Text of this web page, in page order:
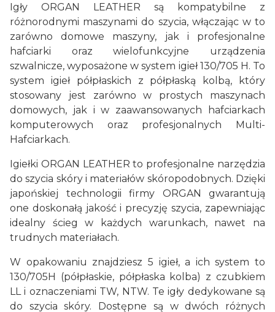
Igły ORGAN LEATHER są kompatybilne z
różnorodnymi maszynami do szycia, włączając w to
zarówno domowe maszyny, jak i profesjonalne
hafciarki oraz wielofunkcyjne urządzenia
szwalnicze, wyposażone w system igieł 130/705 H. To
system igieł półpłaskich z półpłaską kolbą, który
stosowany jest zarówno w prostych maszynach
domowych, jak i w zaawansowanych hafciarkach
komputerowych oraz profesjonalnych Multi-
Hafciarkach.
Igiełki ORGAN LEATHER to profesjonalne narzędzia
do szycia skóry i materiałów skóropodobnych. Dzięki
japońskiej technologii firmy ORGAN gwarantują
one doskonałą jakość i precyzję szycia, zapewniając
idealny ścieg w każdych warunkach, nawet na
trudnych materiałach.
W opakowaniu znajdziesz 5 igieł, a ich system to
130/705H (półpłaskie, półpłaska kolba) z czubkiem
LL i oznaczeniami TW, NTW. Te igły dedykowane są
do szycia skóry. Dostępne są w dwóch różnych